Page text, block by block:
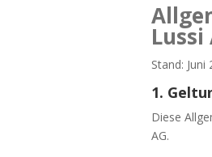
Lussi
Stand: Juni
1.
Diese
AG.